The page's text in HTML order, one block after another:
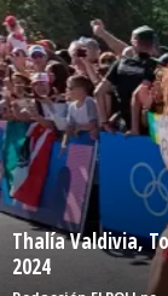
Thalía Valdivia,
2024